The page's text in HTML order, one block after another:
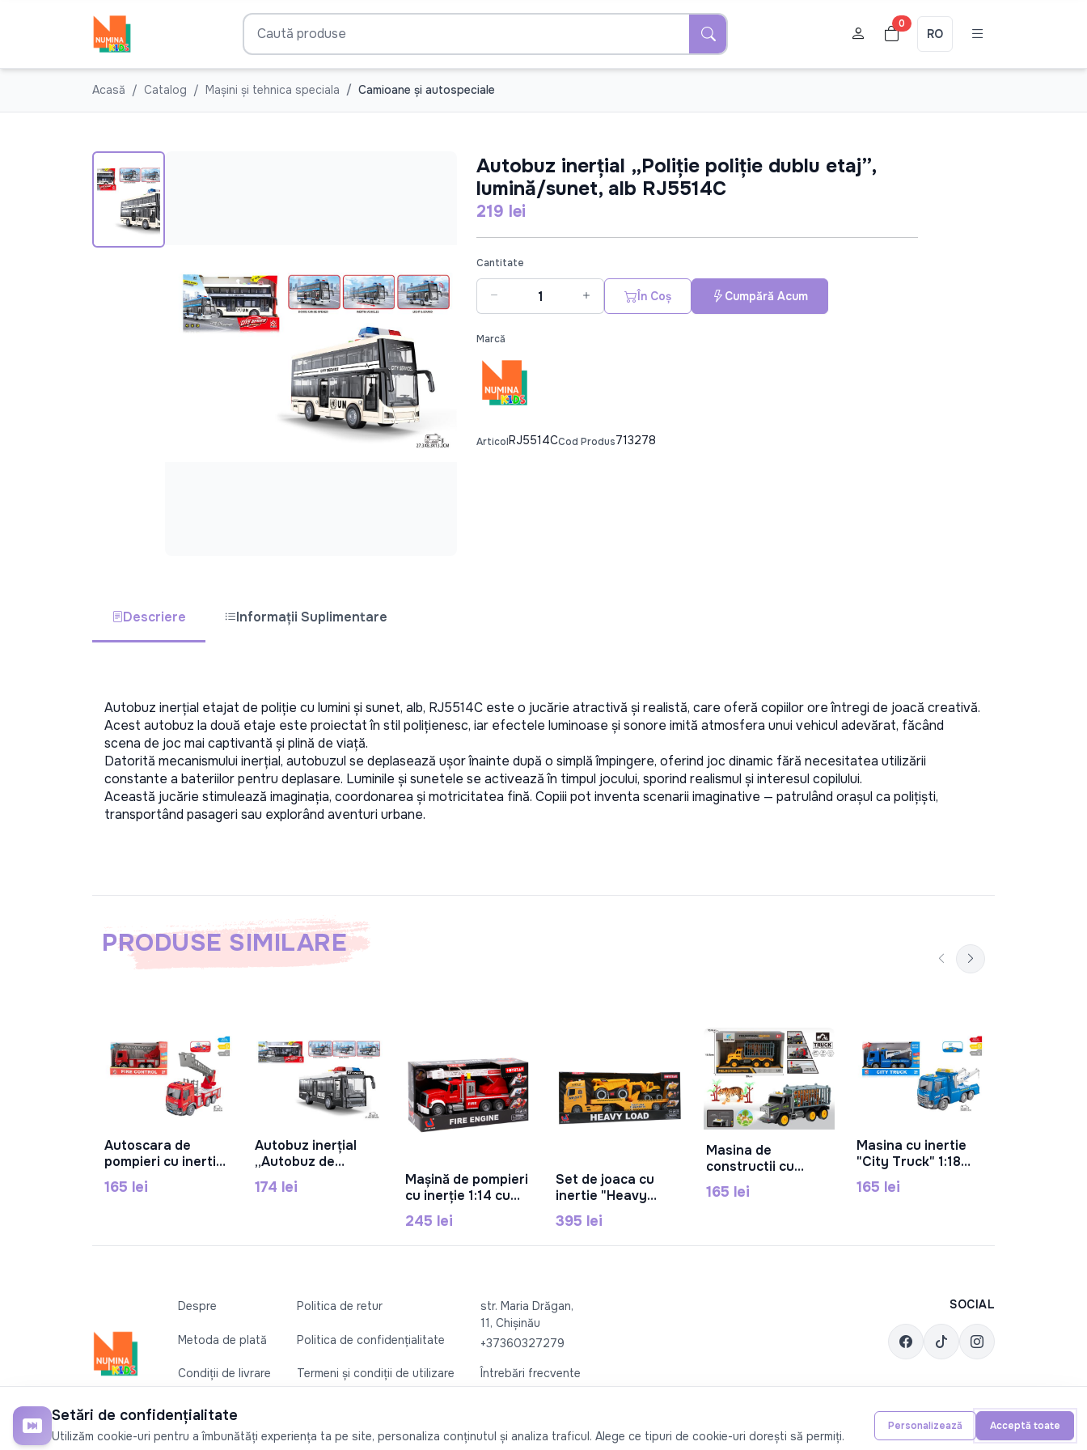
0
RO
Acasă Catalog Mașini și tehnica speciala Camioane şi autospeciale
Autobuz inerțial „Poliție poliție dublu etaj”,
lumină/sunet, alb RJ5514C
219 lei
Cantitate
În Coș Cumpără Acum
Marcă
ArticolRJ5514CCod Produs713278
Descriere Informații Suplimentare
Autobuz inerțial etajat de poliție cu lumini și sunet, alb, RJ5514C este o jucărie atractivă și realistă, care oferă copiilor ore întregi de joacă creativă.
Acest autobuz la două etaje este proiectat în stil polițienesc, iar efectele luminoase și sonore imită atmosfera unui vehicul adevărat, făcând
scena de joc mai captivantă și plină de viață.
Datorită mecanismului inerțial, autobuzul se deplasează ușor înainte după o simplă împingere, oferind joc dinamic fără necesitatea utilizării
constante a bateriilor pentru deplasare. Luminile și sunetele se activează în timpul jocului, sporind realismul și interesul copilului.
Această jucărie stimulează imaginația, coordonarea și motricitatea fină. Copiii pot inventa scenarii imaginative — patrulând orașul ca polițiști,
transportând pasageri sau explorând aventuri urbane.
PRODUSE SIMILARE
În Coș
Autoscara de
pompieri cu inertie,
sunet/lumina,
scara 1:18, RJ001A
165 lei
În Coș
Autobuz inerțial
„Autobuz de
poliție”,
lumină/sunet,
174 lei În Coș
Mașină de pompieri
cu inerție 1:14 cu
lumină și sunet
792012
245 lei
În Coș
Set de joaca cu
inertie "Heavy
Load" 602034
395 lei
În Coș
Masina de
constructii cu
inertie,
lumina,muzica si
165 lei
În Coș
Masina cu inertie
"City Truck" 1:18
(lumini, sunet)
RJ004C
165 lei
Despre Politica de retur
Metoda de plată Politica de confidențialitate
Condiții de livrare Termeni și condiții de utilizare
Întrebări frecvente
str. Maria Drăgan,
11, Chișinău
+37360327279
©2026 Numina Kids. Toate drepturile rezervate
SOCIAL
Setări de confidențialitate
Utilizăm cookie-uri pentru a îmbunătăți experiența ta pe site, personaliza conținutul și analiza traficul. Alege ce tipuri de cookie-uri dorești să permiți.
Personalizează Acceptă toate